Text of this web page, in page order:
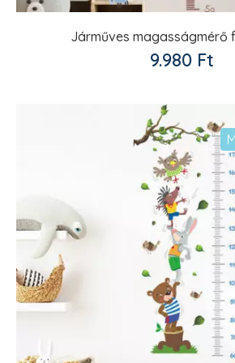
Járműves magasságmérő
9.980 Ft